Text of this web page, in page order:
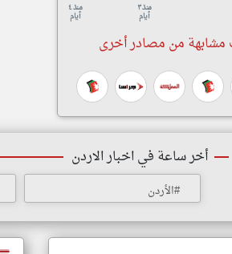
منذ ٤
أيام
منذ ٣
أيام
أخر ساعة في اخبار الاردن
#الأردن